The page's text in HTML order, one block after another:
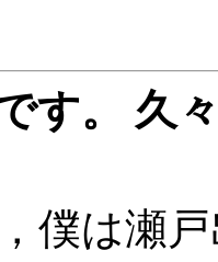
す。 久
僕は瀬